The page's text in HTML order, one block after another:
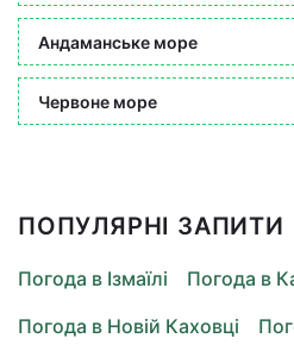
Андаманське море
Червоне море
ПОПУЛЯРНІ ЗАПИТИ
Погода в Ізмаїлі
Погода в
Погода в Новій Каховці